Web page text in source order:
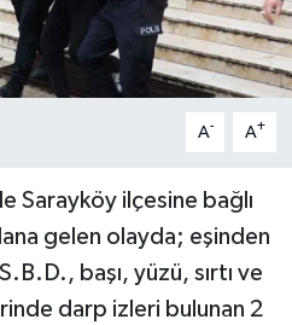
A- A+
Sarayköy ilçesine bağlı
gelen olayda; eşinden
başı, yüzü, sırtı ve
darp izleri bulunan 2